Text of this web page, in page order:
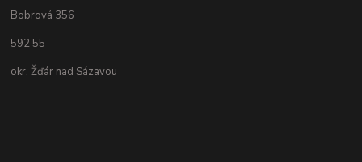
Bobrová 356
592 55
okr. Žďár nad Sázavou